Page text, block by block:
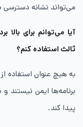
می‌تواند نشانه
آیا می‌توانم برای
ثالث استفاده کنم؟
به هیچ عنوان استفاده
برنامه‌ها ایمن
پیدا کند.